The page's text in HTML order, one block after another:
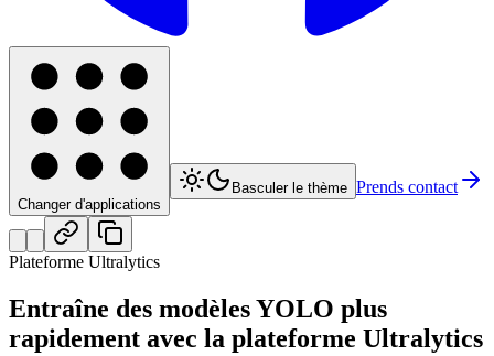
Changer d'applications
Basculer le thème Prends contact
Plateforme Ultralytics
Entraîne des modèles YOLO plus
rapidement avec la plateforme Ultralytics